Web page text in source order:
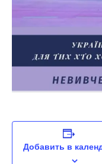
Добавить в